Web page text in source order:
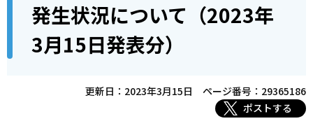
発生状況について（2023年
3月15日発表分）
更新日：2023年3月15日
ページ番号：29365186
ポストする